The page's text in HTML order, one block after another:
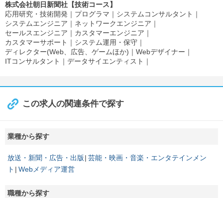
株式会社朝日新聞社【技術コース】
応用研究・技術開発
プログラマ
システムコンサルタント
システムエンジニア
ネットワークエンジニア
セールスエンジニア
カスタマーエンジニア
カスタマーサポート
システム運用・保守
ディレクター(Web、広告、ゲームほか)
Webデザイナー
ITコンサルタント
データサイエンティスト
この求人の関連条件で探す
業種から探す
放送・新聞・広告・出版 芸能・映画・音楽・エンタテインメン
ト
Webメディア運営
職種から探す